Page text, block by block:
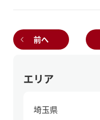
前へ
エリア
埼玉県